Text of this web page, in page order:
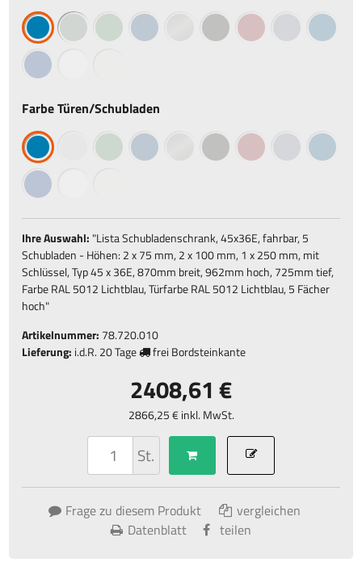
Farbe Türen/Schubladen
Ihre Auswahl: "Lista Schubladenschrank, 45x36E, fahrbar, 5
Schubladen - Höhen: 2 x 75 mm, 2 x 100 mm, 1 x 250 mm, mit
Schlüssel, Typ 45 x 36E, 870mm breit, 962mm hoch, 725mm tief,
Farbe RAL 5012 Lichtblau, Türfarbe RAL 5012 Lichtblau, 5 Fächer
hoch"
Artikelnummer: 78.720.010
Lieferung: i.d.R. 20 Tage frei Bordsteinkante
2408,61 €
2866,25 € inkl. MwSt.
St.
Frage zu diesem Produkt
vergleichen
Datenblatt
teilen